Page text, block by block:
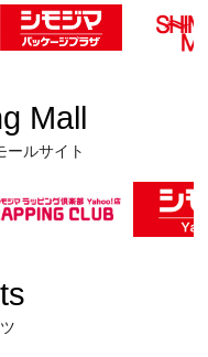
Mall
ールサイト